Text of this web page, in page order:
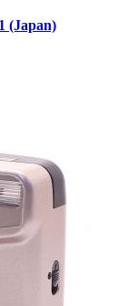
(Japan)